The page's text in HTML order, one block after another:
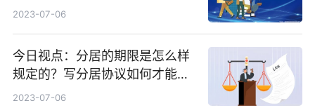
工资？
2023-07-06
今日视点：分居的期限是怎么样
规定的？写分居协议如何才能有
效？
2023-07-06